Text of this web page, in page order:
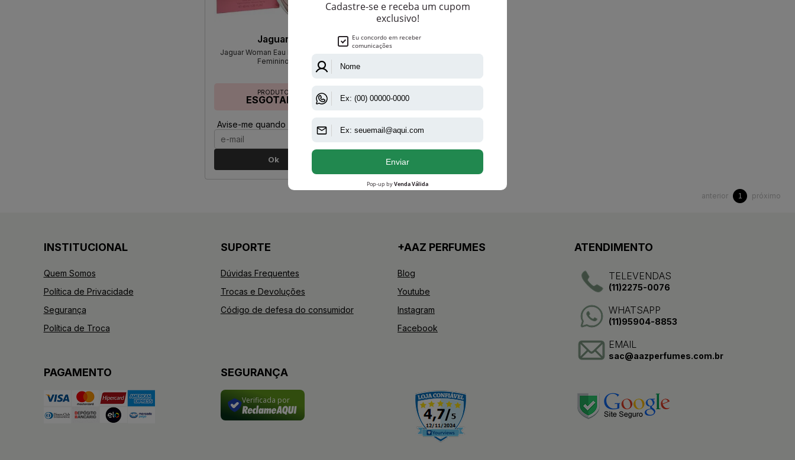
Jaguar
Jaguar Woman Eau De Toilette
Feminino
PRODUTO
ESGOTADO
Avise-me quando disponível:
Ok
Jaguar
ESGOTADO
Avise-me quando disponível:
Ok
anterior 1 próximo
INSTITUCIONAL
Quem Somos
Política de Privacidade
Segurança
Política de Troca
SUPORTE
Dúvidas Frequentes
Trocas e Devoluções
Código de defesa do consumidor
+AAZ PERFUMES
Blog
Youtube
Instagram
Facebook
ATENDIMENTO
TELEVENDAS
(11)2275-0076
WHATSAPP
(11)95904-8853
EMAIL
sac@aazperfumes.com.br
PAGAMENTO SEGURANÇA
Verificada por